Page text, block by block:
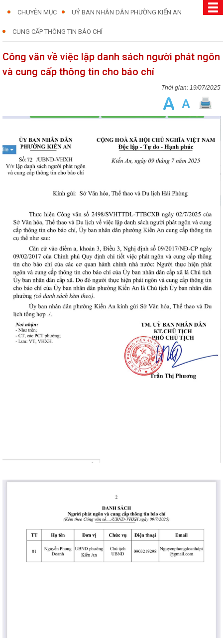
CHUYÊN MỤC UỶ BAN NHÂN DÂN PHƯỜNG KIẾN AN
CUNG CẤP THÔNG TIN BÁO CHÍ
Công văn về việc lập danh sách người phát ngôn
và cung cấp thông tin cho báo chí
19/07/2025